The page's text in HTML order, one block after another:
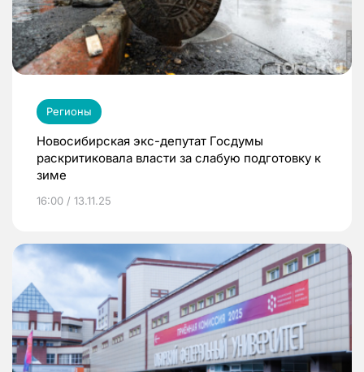
Регионы
Новосибирская экс-депутат Госдумы
раскритиковала власти за слабую подготовку к
зиме
16:00 / 13.11.25